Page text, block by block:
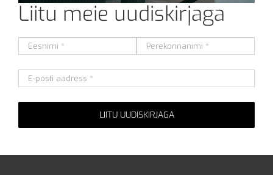
Liitu meie uudiskirjaga